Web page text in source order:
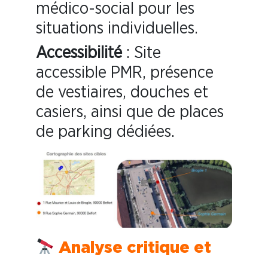
médico-social pour les
situations individuelles.
Accessibilité: Site
accessible PMR, présence
de vestiaires, douches et
casiers, ainsi que de places
de parking dédiées.
Analyse critique et